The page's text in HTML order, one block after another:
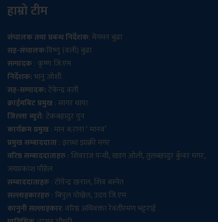
हाम्रो टीम
संचालक तथा प्रबन्ध निर्देशक: मेगमन बुढा
सह-संचालक:विष्णु (वली) बुढा
सम्पादक: कृष्ण जि.एम
निर्देशक:भानु जोशी
सह-सम्पादक:टेकेन्द्र वली
क्राईमबिट प्रमुख: सागर थापा
जिल्ला ब्युरो: टेकबहादुर पुन
कार्यक्रम प्रमुख: मान ब.राना ‘ मानव’
प्रमुख सम्बाददाता: इराधा झाक्री मगर
वरिष्ठ सम्बाददाताहरु: शिवराज पन्थी, खडग ओली, तुलबहादुर कुँवर मगर,
जयप्रकाश पौडेल
सम्बाददाताहरु: टोपेन्द्र खनाल, शिव बस्नेत
सल्लाहकारहरु: बिपुल पोख्रेल, उदय जि.एम
कानुनी सल्लाहकार: वरिष्ठ अधिवक्ता रेवतीरमण भट्टराई